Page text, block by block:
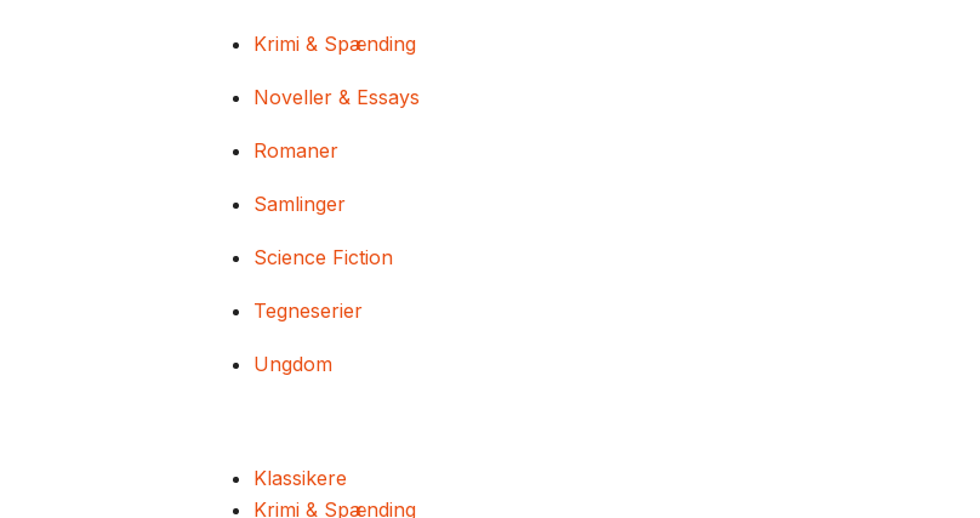
Krimi & Spænding
Noveller & Essays
Romaner
Samlinger
Science Fiction
Tegneserier
Ungdom
Klassikere
Krimi & Spænding